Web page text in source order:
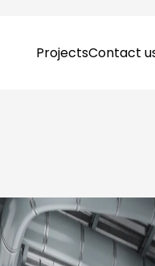
ProjectsContact